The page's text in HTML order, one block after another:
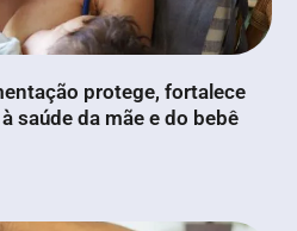
protege, fortalece
saúde da mãe e do bebê